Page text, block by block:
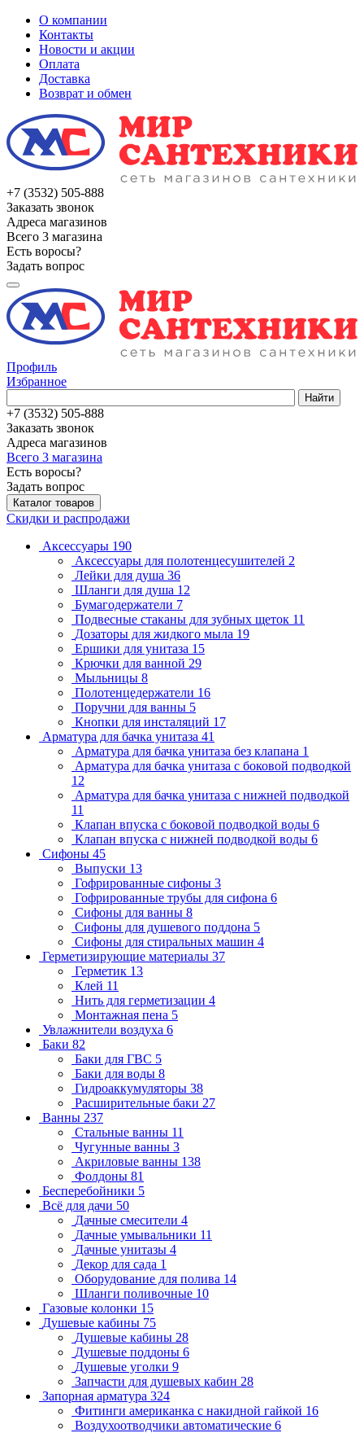
О компании
Контакты
Новости и акции
Оплата
Доставка
Возврат и обмен
+7 (3532) 505-888
Заказать звонок
Адреса магазинов
Всего 3 магазина
Есть воросы?
Задать вопрос
Профиль
Избранное
Найти
+7 (3532) 505-888
Заказать звонок
Адреса магазинов
Всего 3 магазина
Есть воросы?
Задать вопрос
Каталог товаров
Скидки и распродажи
Аксессуары 190
Аксессуары для полотенцесушителей 2
Лейки для душа 36
Шланги для душа 12
Бумагодержатели 7
Подвесные стаканы для зубных щеток 11
Дозаторы для жидкого мыла 19
Ершики для унитаза 15
Крючки для ванной 29
Мыльницы 8
Полотенцедержатели 16
Поручни для ванны 5
Кнопки для инсталяций 17
Арматура для бачка унитаза 41
Арматура для бачка унитаза без клапана 1
Арматура для бачка унитаза с боковой подводкой
12
Арматура для бачка унитаза с нижней подводкой
11
Клапан впуска с боковой подводкой воды 6
Клапан впуска с нижней подводкой воды 6
Сифоны 45
Выпуски 13
Гофрированные сифоны 3
Гофрированные трубы для сифона 6
Сифоны для ванны 8
Сифоны для душевого поддона 5
Сифоны для стиральных машин 4
Герметизирующие материалы 37
Герметик 13
Клей 11
Нить для герметизации 4
Монтажная пена 5
Увлажнители воздуха 6
Баки 82
Баки для ГВС 5
Баки для воды 8
Гидроаккумуляторы 38
Расширительные баки 27
Ванны 237
Стальные ванны 11
Чугунные ванны 3
Акриловые ванны 138
Фолдоны 81
Бесперебойники 5
Всё для дачи 50
Дачные смесители 4
Дачные умывальники 11
Дачные унитазы 4
Декор для сада 1
Оборудование для полива 14
Шланги поливочные 10
Газовые колонки 15
Душевые кабины 75
Душевые кабины 28
Душевые поддоны 6
Душевые уголки 9
Запчасти для душевых кабин 28
Запорная арматура 324
Фитинги американка с накидной гайкой 16
Воздухоотводчики автоматические 6